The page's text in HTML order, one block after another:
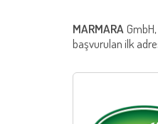
MARMARA
başvurulan ilk